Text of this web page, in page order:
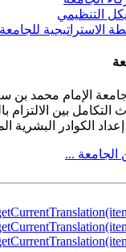
التنظيمي
الاستراتيجية للجامعة
التكامل بين الالتزام
الكوادر البشرية
الجامعة ...